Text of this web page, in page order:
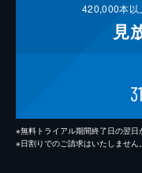
420,000本以
見
31
※無料トライアル期間終了日の翌日
※日割りでのご請求はいたしません。